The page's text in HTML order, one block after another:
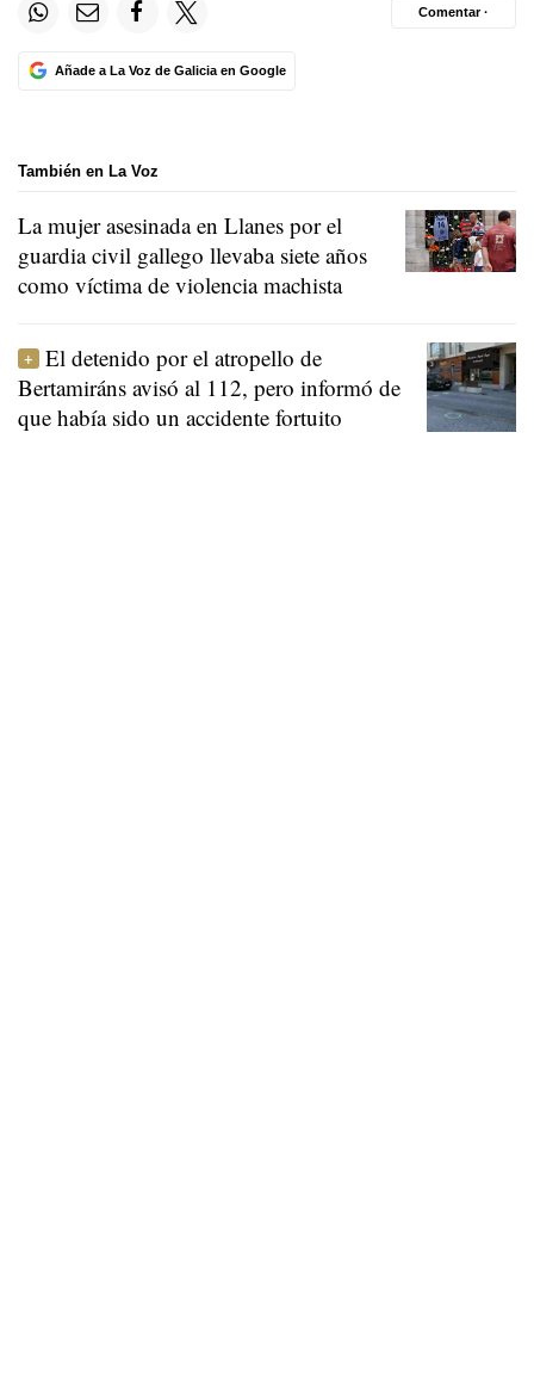
Añade a La Voz de Galicia en Google
Comentar ·
También en La Voz
La mujer asesinada en Llanes por el
guardia civil gallego llevaba siete años
como víctima de violencia machista
El detenido por el atropello de
Bertamiráns avisó al 112, pero informó de
que había sido un accidente fortuito